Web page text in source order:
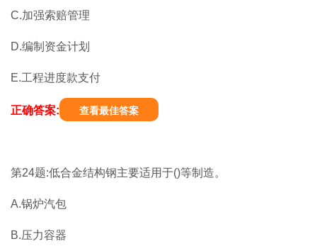
C.加强索赔管理
D.编制资金计划
E.工程进度款支付
正确答案: 查看最佳答案
第24题:低合金结构钢主要适用于()等制造。
A.锅炉汽包
B.压力容器